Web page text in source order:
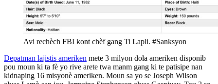
Avi rechèch FBI kont chèf gang Ti Lapli. #Sanksyon
Depatman lajistis ameriken mete 3 milyon dola ameriken disponib
pou moun ki ta fè yo rive arete twa manm gang ki te patisipe nan
kidnaping 16 misyonè ameriken. Moun sa yo se Joseph Wilson